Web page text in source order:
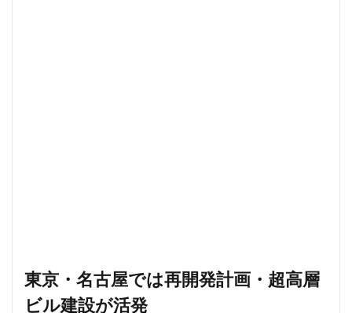
東京・名古屋では再開発計画・超高層
ビル建設が活発